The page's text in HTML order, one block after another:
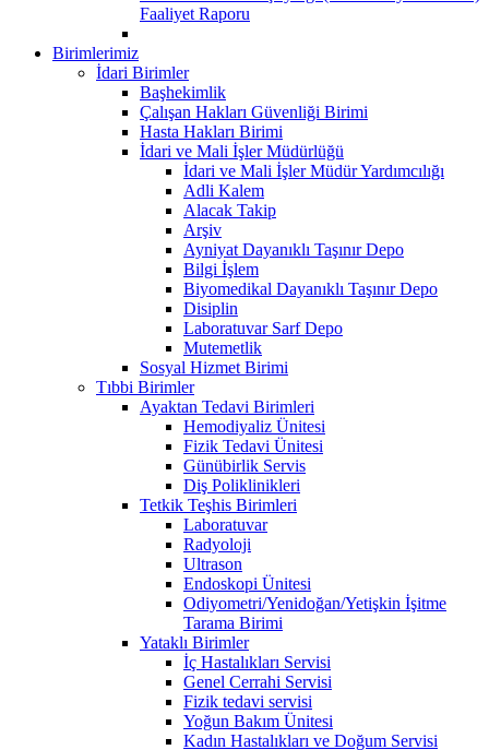
Faaliyet Raporu
Birimlerimiz
İdari Birimler
Başhekimlik
Çalışan Hakları Güvenliği Birimi
Hasta Hakları Birimi
İdari ve Mali İşler Müdürlüğü
İdari ve Mali İşler Müdür Yardımcılığı
Adli Kalem
Alacak Takip
Arşiv
Ayniyat Dayanıklı Taşınır Depo
Bilgi İşlem
Biyomedikal Dayanıklı Taşınır Depo
Disiplin
Laboratuvar Sarf Depo
Mutemetlik
Sosyal Hizmet Birimi
Tıbbi Birimler
Ayaktan Tedavi Birimleri
Hemodiyaliz Ünitesi
Fizik Tedavi Ünitesi
Günübirlik Servis
Diş Poliklinikleri
Tetkik Teşhis Birimleri
Laboratuvar
Radyoloji
Ultrason
Endoskopi Ünitesi
Odiyometri/Yenidoğan/Yetişkin İşitme
Tarama Birimi
Yataklı Birimler
İç Hastalıkları Servisi
Genel Cerrahi Servisi
Fizik tedavi servisi
Yoğun Bakım Ünitesi
Kadın Hastalıkları ve Doğum Servisi